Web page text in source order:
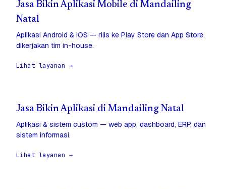
Jasa Bikin Aplikasi Mobile di Mandailing
Natal
Aplikasi Android & iOS — rilis ke Play Store dan App Store,
dikerjakan tim in-house.
Lihat layanan →
Jasa Bikin Aplikasi di Mandailing Natal
Aplikasi & sistem custom — web app, dashboard, ERP, dan
sistem informasi.
Lihat layanan →